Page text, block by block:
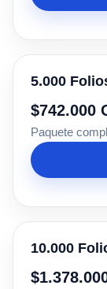
5.000
$742.000
Paquete
10.000